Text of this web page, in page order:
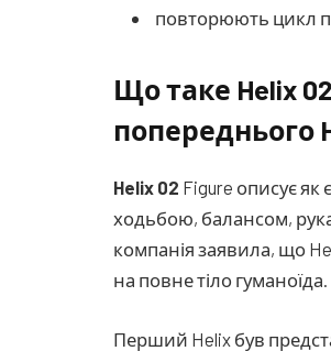
повторюють цикл
Що таке Helix
попереднього
Helix 02 Figure описує
ходьбою, балансом,
компанія заявила, що
на повне тіло гуманоїда.
Перший Helix був